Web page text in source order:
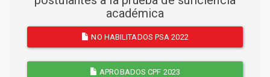
académica
NO HABILITADOS PSA 2022
APROBADOS CPF 2023